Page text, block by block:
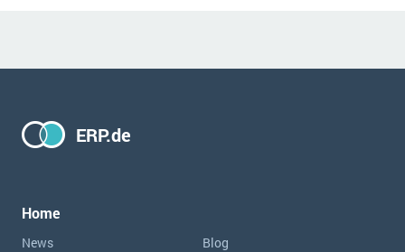
ERP.de
Home
News
Blog